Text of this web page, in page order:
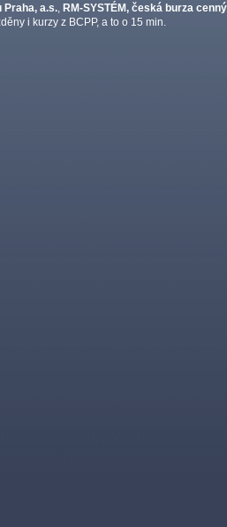
Praha, a.s. RM-SYSTÉM, česká burza
i kurzy z BCPP, a to o 15 min.